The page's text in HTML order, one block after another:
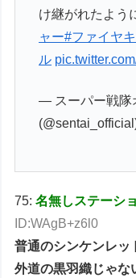
け継がれたよう
ャー#ファイヤ
ル
— スーパー戦隊
75:名無しステーシ
ID:WAgB+z6l0
普通のシンケンレッ
外道の黒羽織じゃな